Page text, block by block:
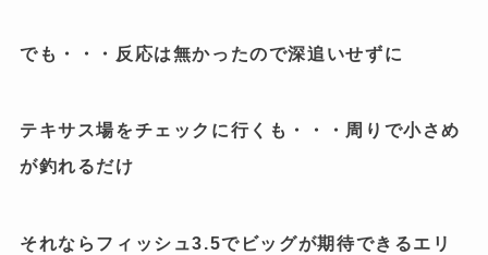
でも・・・反応は無かったので深追いせずに
テキサス場をチェックに行くも・・・周りで小さめ
が釣れるだけ
それならフィッシュ3.5でビッグが期待できるエリ